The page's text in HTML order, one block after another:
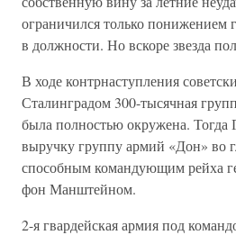
ограничился только понижением
в должности. Но вскоре звезда
В ходе контрнаступления
Сталинградом 300-тысячная
была полностью окружена. Тогда
выручку группу армий «Дон» во
способным командующим рейха
фон Манштейном.
2-я гвардейская армия под